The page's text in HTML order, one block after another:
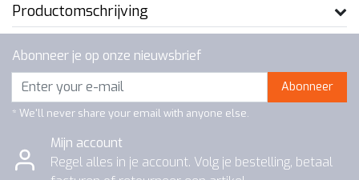
Productomschrijving
Abonneer je op onze nieuwsbrief
Abonneer
* We'll never share your email with anyone else.
Mijn account
Regel alles in je account. Volg je bestelling, betaal